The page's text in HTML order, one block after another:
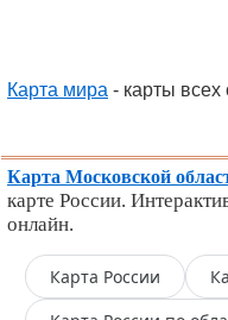
Карта мира - карты всех
Карта Московской
карте России.
онлайн.
Карта России